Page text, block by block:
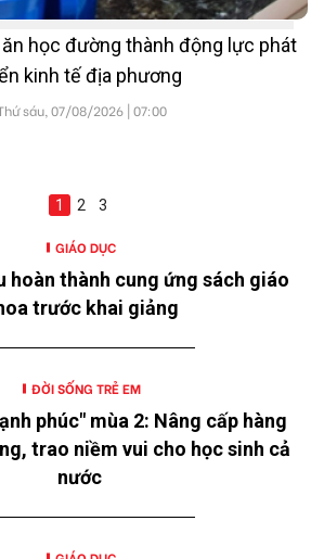
ăn học đường thành động lực phát
kinh tế địa phương
sáu, 07/08/2026 | 07:00
1 2 3
GIÁO DỤC
hoàn thành cung ứng sách giáo
trước khai giảng
ĐỜI SỐNG TRẺ EM
phúc" mùa 2: Nâng cấp hàng
trao niềm vui cho học sinh cả
nước